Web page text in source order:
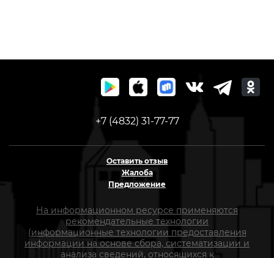
+7 (4832) 31-77-77
Оставить отзыв
Жалоба
Предложение
На информационном ресурсе применяются
рекомендательные технологии
(информационные технологии предоставления
информации на основе сбора, систематизации и
анализа сведений, относящихся к